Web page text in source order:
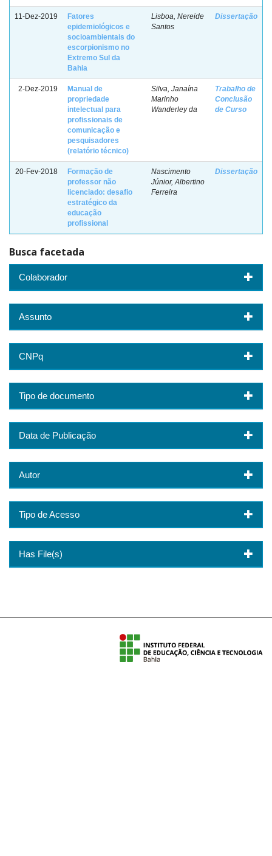
11-Dez-2019
Fatores
epidemiológicos e
socioambientais do
escorpionismo no
Extremo Sul da
Bahia
Lisboa, Nereide
Santos
Dissertação
2-Dez-2019
Manual de
propriedade
intelectual para
profissionais de
comunicação e
pesquisadores
(relatório técnico)
Silva, Janaína
Marinho
Wanderley da
Trabalho de
Conclusão
de Curso
20-Fev-2018
Formação de
professor não
licenciado: desafio
estratégico da
educação
profissional
Nascimento
Júnior, Albertino
Ferreira
Dissertação
Busca facetada
Colaborador
Assunto
CNPq
Tipo de documento
Data de Publicação
Autor
Tipo de Acesso
Has File(s)